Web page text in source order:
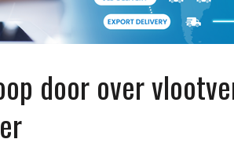
door over